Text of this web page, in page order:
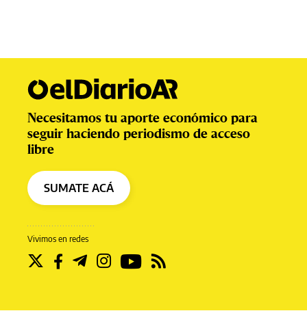
Vivimos en redes
Necesitamos tu aporte económico para
seguir haciendo periodismo de acceso
libre
SUMATE ACÁ